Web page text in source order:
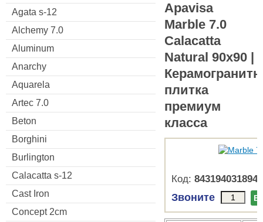
Agata s-12
Alchemy 7.0
Aluminum
Anarchy
Aquarela
Artec 7.0
Beton
Borghini
Burlington
Calacatta s-12
Cast Iron
Concept 2cm
Apavisa
Marble 7.0
Calacatta
Natural 90x90 |
плитка
премиум
класса
Код: 8431940318948
Звоните В